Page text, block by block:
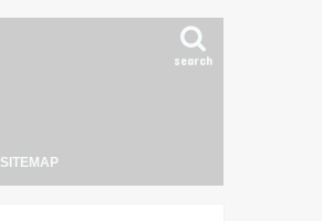
search
SITEMAP